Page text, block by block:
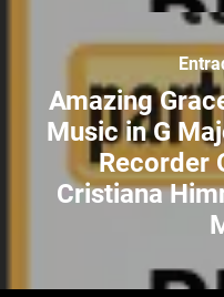
Amazing
Music in G
Recorder
Cristiana